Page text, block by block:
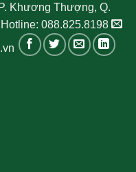
Khương Thượng, Q.
Hotline: 088.825.8198